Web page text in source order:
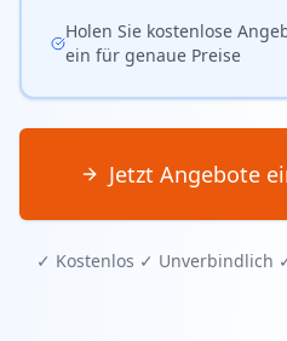
Holen Sie kostenlose
ein für genaue Preise
Jetzt Angebote
✓ Kostenlos ✓ Unverbindlich